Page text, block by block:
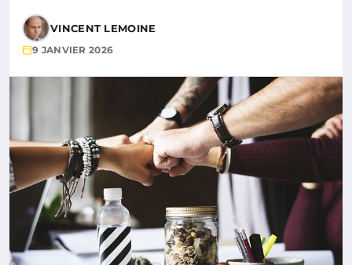
VINCENT LEMOINE
9 JANVIER 2026